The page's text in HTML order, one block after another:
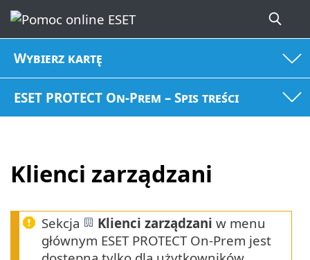
Wybierz kartę
ESET PROTECT On-Prem – Spis treści
Klienci zarządzani
Sekcja Klienci zarządzani w menu
głównym ESET PROTECT On-Prem jest